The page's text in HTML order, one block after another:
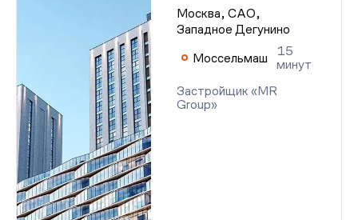
Москва, САО,
Западное Дегунино
Моссельмаш
15
минут
Застройщик «MR
Group»